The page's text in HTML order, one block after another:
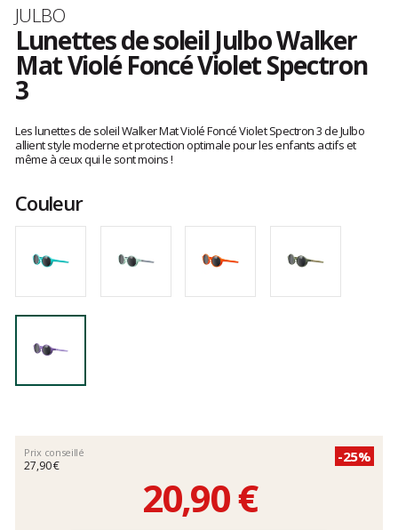
Marque
JULBO
Lunettes de soleil Julbo Walker
Mat Violé Foncé Violet Spectron
3
avis
clients
Les lunettes de soleil Walker Mat Violé Foncé Violet Spectron 3 de Julbo
allient style moderne et protection optimale pour les enfants actifs et
même à ceux qui le sont moins !
Couleur
Prix conseillé
27,90 €
-25%
20,90 €